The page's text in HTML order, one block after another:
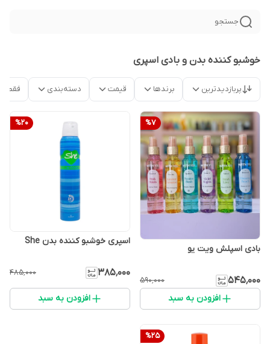
جستجو
خوشبو کننده بدن و بادی اسپری
پربازدیدترین برندها قیمت دسته‌بندی فقط
%7
بادی اسپلش ویت یو
۵۴۵٬۰۰۰ ۵۹۰٬۰۰۰
افزودن به سبد
%20
اسپری خوشبو کننده بدن She
۳۸۵٬۰۰۰ ۴۸۵٬۰۰۰
افزودن به سبد
%25